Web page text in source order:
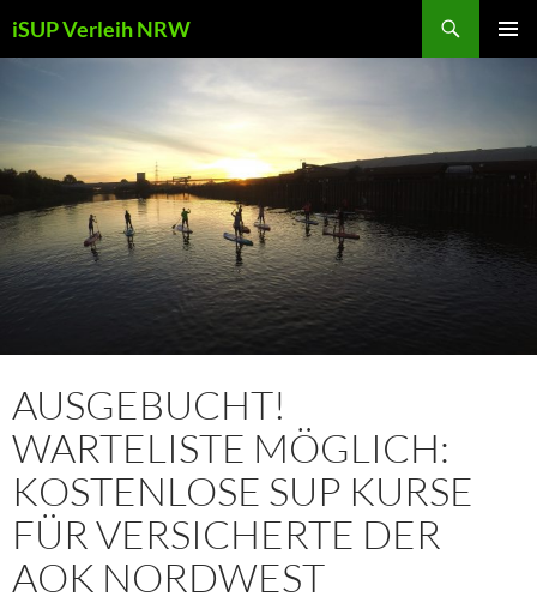
Inhalt
iSUP Verleih NRW
AUSGEBUCHT!
WARTELISTE MÖGLICH:
KOSTENLOSE SUP KURSE
FÜR VERSICHERTE DER
AOK NORDWEST